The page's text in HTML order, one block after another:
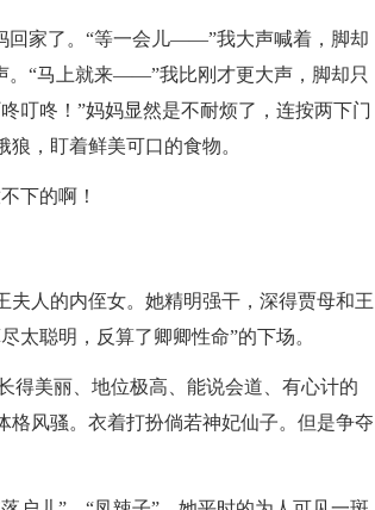
回家了。“等一会儿——”我大声喊着，脚却
。“马上就来——”我比刚才更大声，脚却只
叮咚！”妈妈显然是不耐烦了，连按两下门
，盯着鲜美可口的食物。
下的啊！
人的内侄女。她精明强干，深得贾母和王
太聪明，反算了卿卿性命”的下场。
得美丽、地位极高、能说会道、有心计的
风骚。衣着打扮倘若神妃仙子。但是争夺